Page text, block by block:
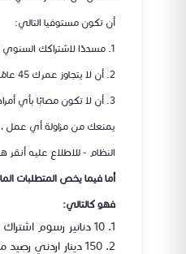
أن تكون مستوفيا التالي:
1. مسددًا لاشتراكك السنوي للنقابة.
2. أن لا يتجاوز عمرك 45 عامًا.
3. أن لا تكون مصابًا بأي
النظام - للاطلاع عليه أنقر
أما فيما يخص المتطلبات
فهو كالتالي:
1. 10 دنانير رسوم اشتراك غير مستردة لمرة واحدة.
2. 150 دينار